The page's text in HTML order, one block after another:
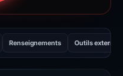
Renseignements Outils externes